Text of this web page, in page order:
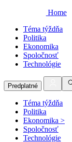
Home
Téma týždňa
Politika
Ekonomika
Spoločnosť
Technológie
Predplatné
Téma týždňa
Politika
Ekonomika >
Spoločnosť
Technológie